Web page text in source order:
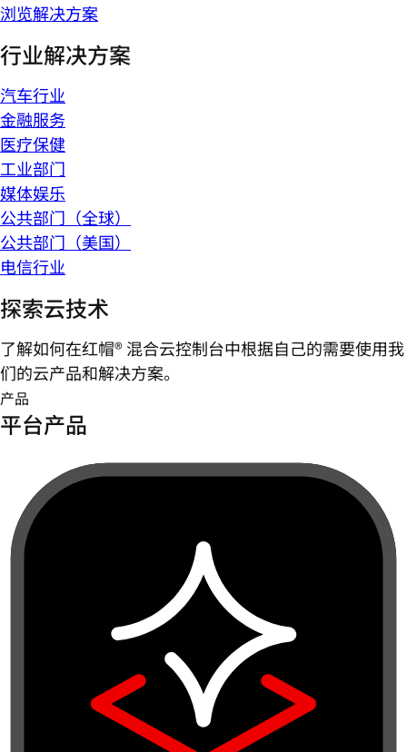
浏览解决方案
行业解决方案
汽车行业
金融服务
医疗保健
工业部门
媒体娱乐
公共部门（全球）
公共部门（美国）
电信行业
探索云技术
了解如何在红帽® 混合云控制台中根据自己的需要使用我
们的云产品和解决方案。
产品
平台产品